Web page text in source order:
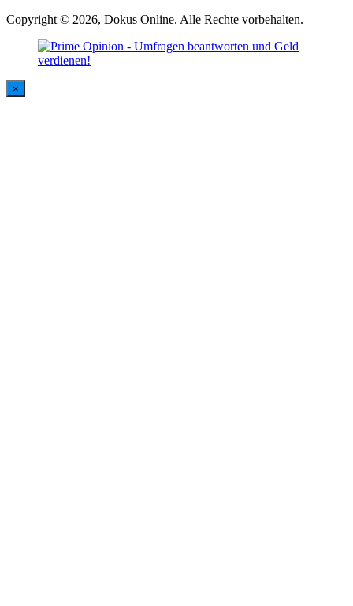
Copyright © 2026, Dokus Online. Alle Rechte vorbehalten.
×